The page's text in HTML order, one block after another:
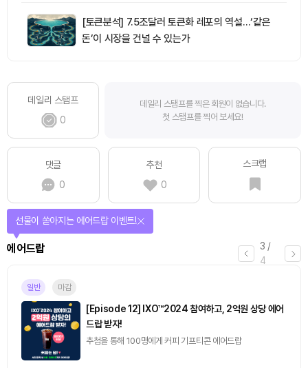
[토큰분석] 7.5조달러 토큰화 레포의 역설…‘같은
돈’이 시장을 건널 수 있는가
데일리 스탬프
0
데일리 스탬프를 찍은 회원이 없습니다.
첫 스탬프를 찍어 보세요!
댓글
0
추천
0
스크랩
3 /
4
에어드랍
선물이 쏟아지는 에어드랍 이벤트!
일반 마감
[Episode 12] IXO™2024 참여하고, 2억원 상당 에어
드랍 받자!
추첨을 통해 100명에게 커피 기프티콘 에어드랍